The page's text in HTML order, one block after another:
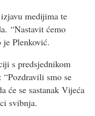
medijima te
“Nastavit ćemo
je Plenković.
s predsjednikom
smo se
će se sastanak Vijeća
svibnja.